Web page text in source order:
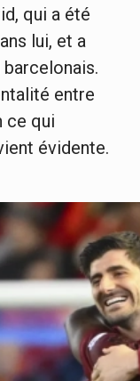
qui a été
lui, et a
entre
ce qui
évidente.